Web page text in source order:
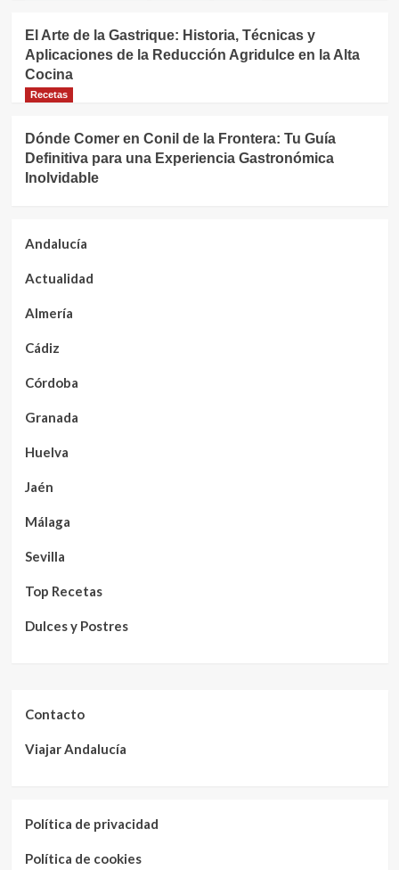
El Arte de la Gastrique: Historia, Técnicas y
Aplicaciones de la Reducción Agridulce en la Alta
Cocina
Recetas
Dónde Comer en Conil de la Frontera: Tu Guía
Definitiva para una Experiencia Gastronómica
Inolvidable
Andalucía
Actualidad
Almería
Cádiz
Córdoba
Granada
Huelva
Jaén
Málaga
Sevilla
Top Recetas
Dulces y Postres
Contacto
Viajar Andalucía
Política de privacidad
Política de cookies